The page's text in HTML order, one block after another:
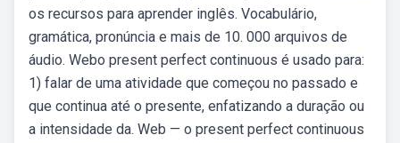
os recursos para aprender inglês. Vocabulário,
gramática, pronúncia e mais de 10. 000 arquivos de
áudio. Webo present perfect continuous é usado para:
1) falar de uma atividade que começou no passado e
que continua até o presente, enfatizando a duração ou
a intensidade da. Web — o present perfect continuous